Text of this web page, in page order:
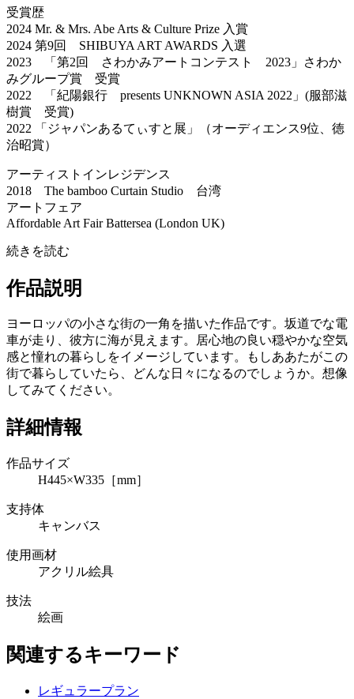
受賞歴
2024 Mr. & Mrs. Abe Arts & Culture Prize 入賞
2024 第9回 SHIBUYA ART AWARDS 入選
2023 「第2回 さわかみアートコンテスト 2023」さわか
みグループ賞 受賞
2022 「紀陽銀行 presents UNKNOWN ASIA 2022」(服部滋
樹賞 受賞)
2022 「ジャパンあるてぃすと展」（オーディエンス9位、徳
治昭賞）
アーティストインレジデンス
2018 The bamboo Curtain Studio 台湾
アートフェア
Affordable Art Fair Battersea (London UK)
続きを読む
作品説明
ヨーロッパの小さな街の一角を描いた作品です。坂道でな電
車が走り、彼方に海が見えます。居心地の良い穏やかな空気
感と憧れの暮らしをイメージしています。もしああたがこの
街で暮らしていたら、どんな日々になるのでしょうか。想像
してみてください。
詳細情報
作品サイズ
H445×W335［mm］
支持体
キャンバス
使用画材
アクリル絵具
技法
絵画
関連するキーワード
レギュラープラン